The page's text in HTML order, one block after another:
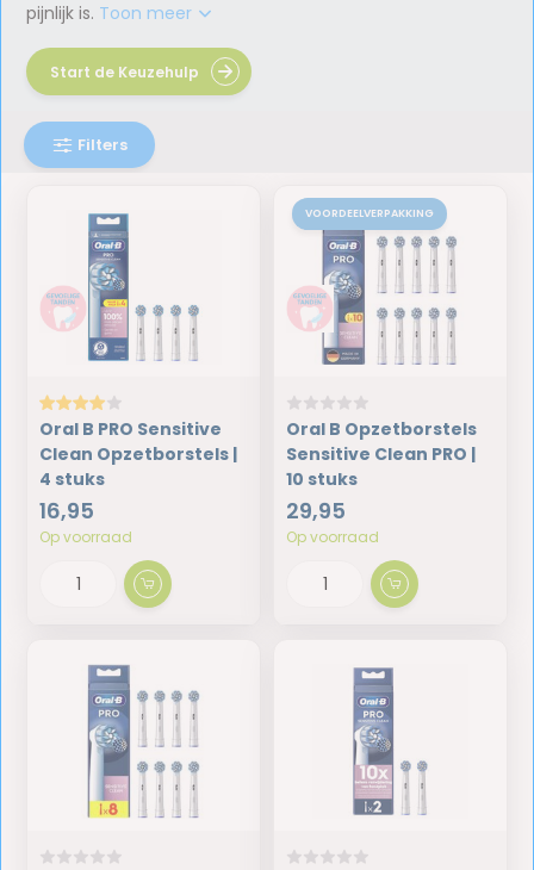
pijnlijk is. Toon meer
Filters
Start de Keuzehulp
Oral B PRO Sensitive
Clean Opzetborstels |
4 stuks
16,95
Op voorraad
VOORDEELVERPAKKING
Oral B Opzetborstels
Sensitive Clean PRO |
10 stuks
29,95
Op voorraad